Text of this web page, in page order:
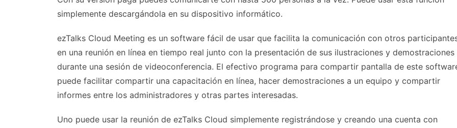
simplemente descargándola en su dispositivo informático.
ezTalks Cloud Meeting es un software fácil de usar que facilita la comunicación con otros
en una reunión en línea en tiempo real junto con la presentación de sus ilustraciones y demostraciones
durante una sesión de videoconferencia. El efectivo programa para compartir pantalla de este
puede facilitar compartir una capacitación en línea, hacer demostraciones a un equipo y compartir
informes entre los administradores y otras partes interesadas.
Uno puede usar la reunión de ezTalks Cloud simplemente registrándose y creando una cuenta con